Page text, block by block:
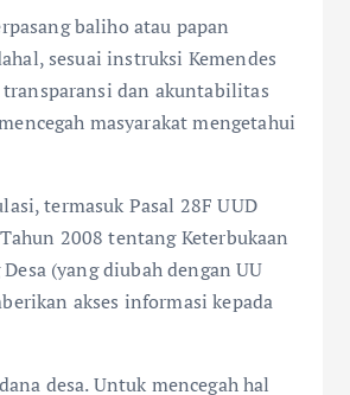
baliho atau papan
sesuai instruksi Kemendes
dan akuntabilitas
masyarakat mengetahui
termasuk Pasal 28F UUD
2008 tentang Keterbukaan
(yang diubah dengan UU
akses informasi kepada
desa. Untuk mencegah hal